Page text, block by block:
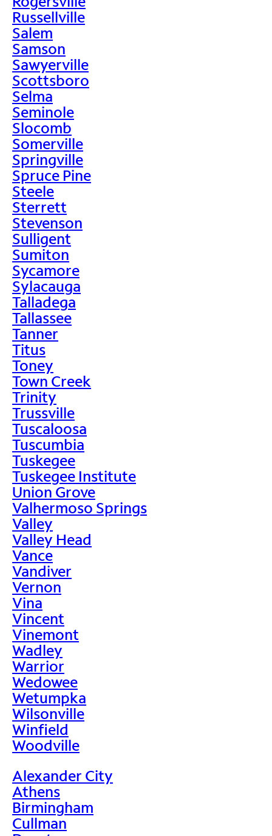
Russellville
Salem
Samson
Sawyerville
Scottsboro
Selma
Seminole
Slocomb
Somerville
Springville
Spruce Pine
Steele
Sterrett
Stevenson
Sulligent
Sumiton
Sycamore
Sylacauga
Talladega
Tallassee
Tanner
Titus
Toney
Town Creek
Trinity
Trussville
Tuscaloosa
Tuscumbia
Tuskegee
Tuskegee Institute
Union Grove
Valhermoso Springs
Valley
Valley Head
Vance
Vandiver
Vernon
Vina
Vincent
Vinemont
Wadley
Warrior
Wedowee
Wetumpka
Wilsonville
Winfield
Woodville
Alexander City
Athens
Birmingham
Cullman